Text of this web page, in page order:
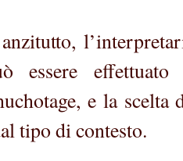
essere
e la scelta
tipo di contesto.